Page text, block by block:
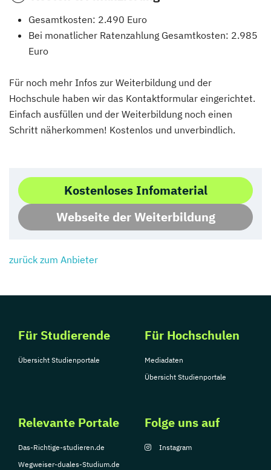
Gesamtkosten: 2.490 Euro
Bei monatlicher Ratenzahlung Gesamtkosten: 2.985
Euro
Für noch mehr Infos zur Weiterbildung und der
Hochschule haben wir das Kontaktformular eingerichtet.
Einfach ausfüllen und der Weiterbildung noch einen
Schritt näherkommen! Kostenlos und unverbindlich.
Kostenloses Infomaterial
Webseite der Weiterbildung
zurück zum Anbieter
Für Studierende
Übersicht Studienportale
Für Hochschulen
Mediadaten
Übersicht Studienportale
Relevante Portale
Das-Richtige-studieren.de
Wegweiser-duales-Studium.de
Folge uns auf
Instagram